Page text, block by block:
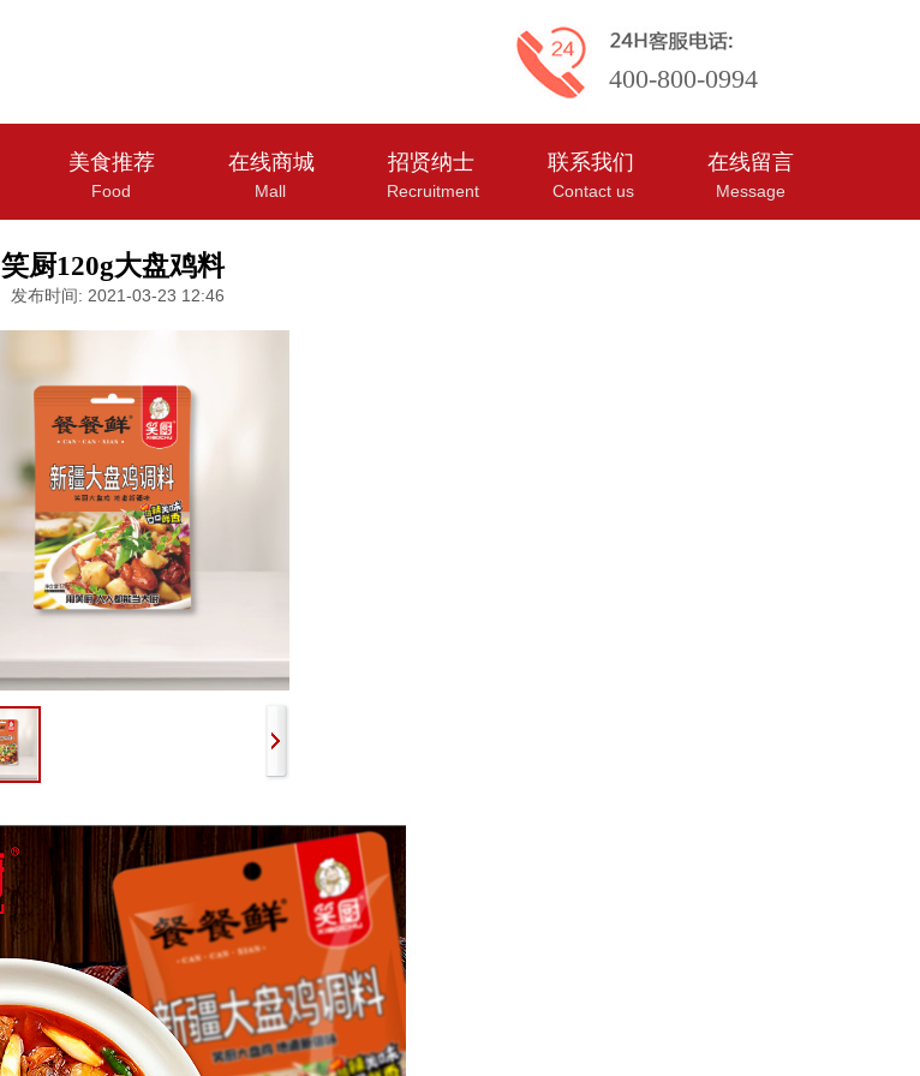
400-800-0994
Recruitment
Food Contact us
美食推荐 在线商城 招贤纳士 联系我们 在线留言
Mall Message
笑厨120g大盘鸡料
发布时间: 2021-03-23 12:46